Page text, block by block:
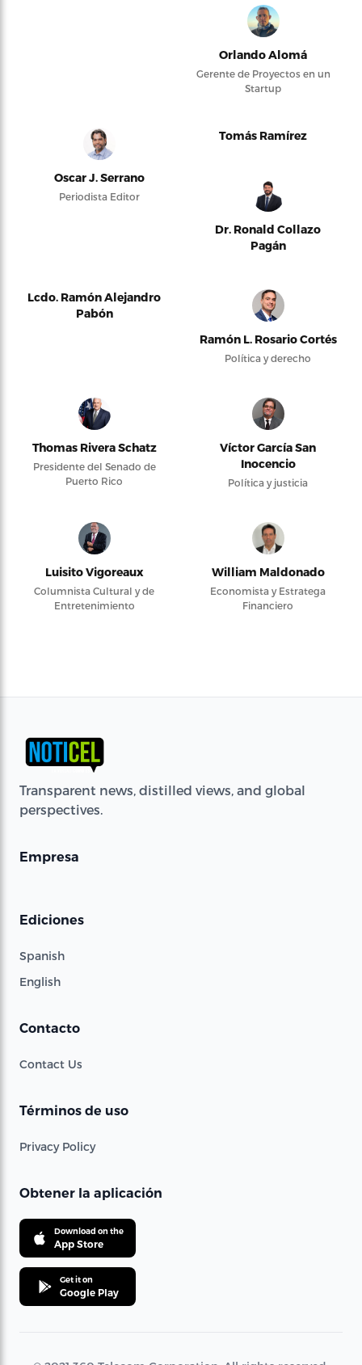
Orlando Alomá
Gerente de Proyectos en un
Startup
Oscar J. Serrano
Periodista Editor
Tomás Ramírez
Dr. Ronald Collazo
Pagán
Lcdo. Ramón Alejandro
Pabón
Ramón L. Rosario Cortés
Política y derecho
Thomas Rivera Schatz
Presidente del Senado de
Puerto Rico
Víctor García San
Inocencio
Política y justicia
Luisito Vigoreaux
Columnista Cultural y de
Entretenimiento
William Maldonado
Economista y Estratega
Financiero
Transparent news, distilled views, and global
perspectives.
Empresa
Ediciones
Spanish
English
Contacto
Contact Us
Términos de uso
Privacy Policy
Obtener la aplicación
Download on the
App Store
Get it on
Google Play